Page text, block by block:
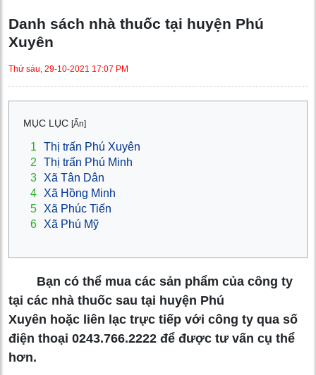
Danh sách nhà thuốc tại huyện Phú
Xuyên
Thứ sáu, 29-10-2021 17:07 PM
MỤC LỤC [Ẩn]
1
Thị trấn Phú Xuyên
2
Thị trấn Phú Minh
3
Xã Tân Dân
4
Xã Hồng Minh
5
Xã Phúc Tiến
6
Xã Phú Mỹ
Bạn có thể mua các sản phẩm của công ty
tại các nhà thuốc sau tại huyện Phú
Xuyên hoặc liên lạc trực tiếp với công ty qua số
điện thoại 0243.766.2222 để được tư vấn cụ thể
hơn.